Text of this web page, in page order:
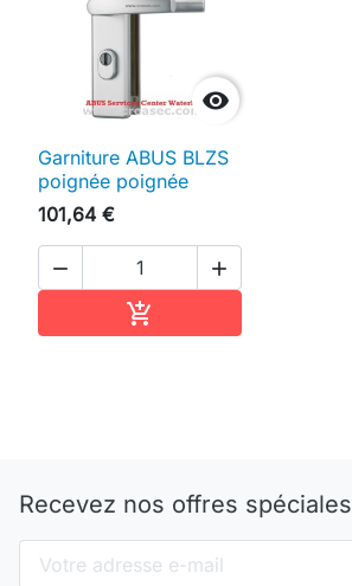

Garniture ABUS BLZS
poignée poignée
101,64 €
 

Recevez nos offres spéciales